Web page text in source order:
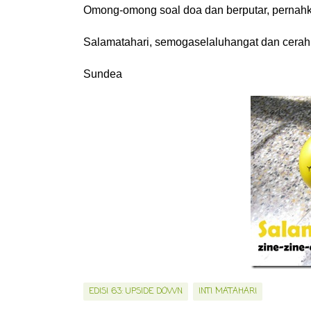
Omong-omong soal doa dan berputar,
Salamatahari, semogaselaluhangat dan
Sundea
EDISI 63: UPSIDE DOWN INTI MATAHARI